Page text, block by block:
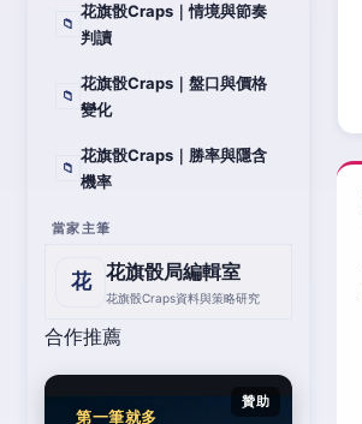
📁
花旗骰Craps｜情境與節奏
判讀
📁
花旗骰Craps｜盤口與價格
變化
📁
花旗骰Craps｜勝率與隱含
機率
當家主筆
花 花旗骰局編輯室
花旗骰Craps資料與策略研究
合作推薦
贊助
第一筆就多